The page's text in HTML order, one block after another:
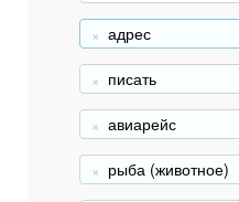
адрес
писать
авиарейс
рыба (животное)